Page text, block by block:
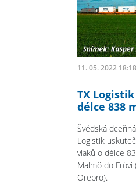
11. 05. 2022 18:18
TX
délce 838
Švédská
Logistik
vlaků o délce
Malmö do
Örebro).